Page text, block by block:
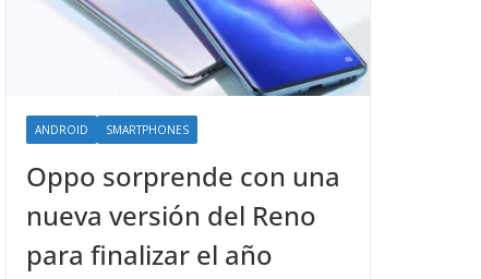
ANDROID SMARTPHONES
Oppo sorprende con una
nueva versión del Reno
para finalizar el año